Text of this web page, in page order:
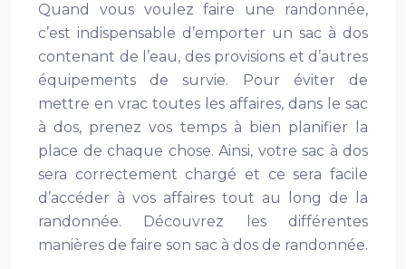
Quand vous voulez faire une randonnée,
c’est indispensable d’emporter un sac à dos
contenant de l’eau, des provisions et d’autres
équipements de survie. Pour éviter de
mettre en vrac toutes les affaires, dans le sac
à dos, prenez vos temps à bien planifier la
place de chaque chose. Ainsi, votre sac à dos
sera correctement chargé et ce sera facile
d’accéder à vos affaires tout au long de la
randonnée. Découvrez les différentes
manières de faire son sac à dos de randonnée.